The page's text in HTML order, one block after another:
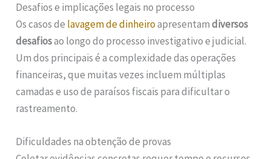
Desafios e implicações legais no processo
Os casos de lavagem de dinheiroapresentamdiversos
desafiosao longo do processo investigativo e judicial.
Um dos principais é a complexidade das operações
financeiras, que muitas vezes incluem múltiplas
camadas e uso de paraísos fiscais para dificultar o
rastreamento.
Dificuldades na obtenção de provas